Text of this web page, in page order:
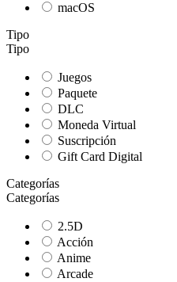
macOS
Tipo
Tipo
Juegos
Paquete
DLC
Moneda Virtual
Suscripción
Gift Card Digital
Categorías
Categorías
2.5D
Acción
Anime
Arcade